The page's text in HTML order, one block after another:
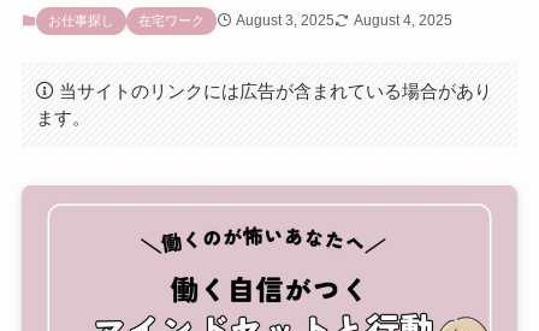
お仕事探し 在宅ワーク August 3, 2025 August 4, 2025
当サイトのリンクには広告が含まれている場合があり
ます。